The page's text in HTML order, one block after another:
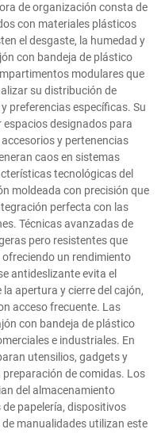
de organización consta de
con materiales plásticos
el desgaste, la humedad y
con bandeja de plástico
modulares que
su distribución de
preferencias específicas. Su
designados para
y pertenencias
caos en sistemas
tecnológicas del
moldeada con precisión que
perfecta con las
Técnicas avanzadas de
pero resistentes que
un rendimiento
antideslizante evita el
apertura y cierre del cajón,
acceso frecuente. Las
con bandeja de plástico
e industriales. En
utensilios, gadgets y
de comidas. Los
del almacenamiento
papelería, dispositivos
manualidades utilizan este